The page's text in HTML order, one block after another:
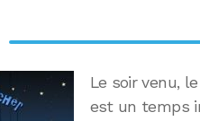
Le soir venu,
est un temps